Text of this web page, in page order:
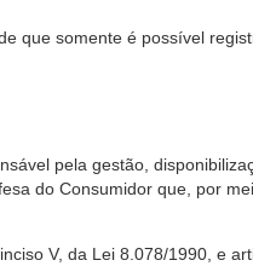
que somente é possível
pela gestão,
do Consumidor que, por
V, da Lei 8.078/1990, e